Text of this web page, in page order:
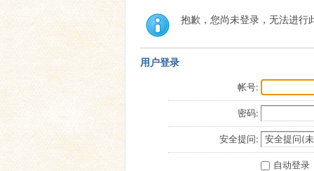
抱歉，您尚未登录，无法进行
用户登录
帐号:
密码:
安全提问:
自动登录